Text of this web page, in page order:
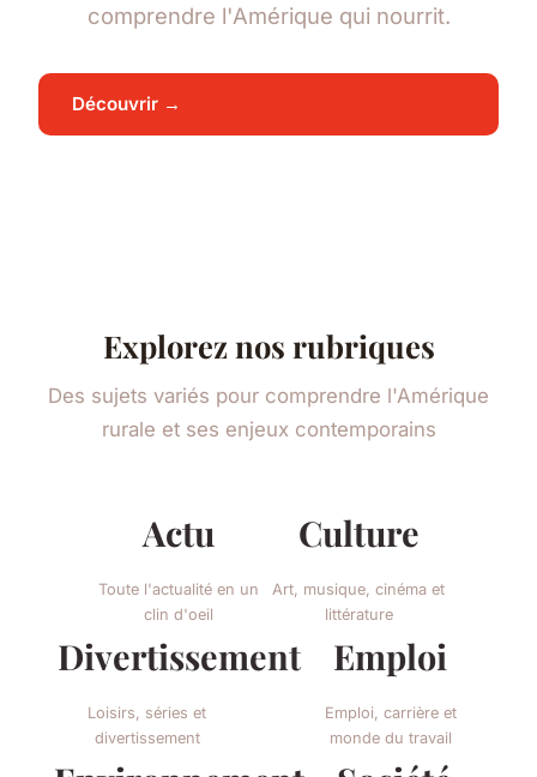
comprendre l'Amérique qui nourrit.
Découvrir →
Explorez nos rubriques
Des sujets variés pour comprendre l'Amérique
rurale et ses enjeux contemporains
Actu
Toute l'actualité en un
clin d'oeil
Culture
Art, musique, cinéma et
littérature
Divertissement
Loisirs, séries et
divertissement
Emploi
Emploi, carrière et
monde du travail